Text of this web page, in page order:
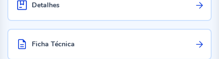
Detalhes
Ficha Técnica